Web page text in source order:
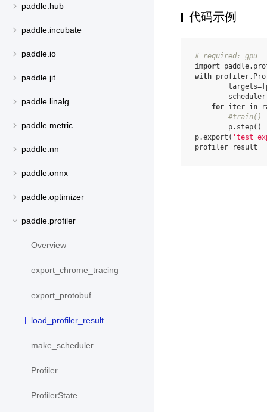
paddle.hub
paddle.incubate
paddle.io
paddle.jit
paddle.linalg
paddle.metric
paddle.nn
paddle.onnx
paddle.optimizer
paddle.profiler
Overview
export_chrome_tracing
export_protobuf
load_profiler_result
make_scheduler
Profiler
ProfilerState
代码示例
# required: gpu
import
with profiler.
targets=
scheduler
for iter in
#train()
p. step()
p.export (
profiler_result =